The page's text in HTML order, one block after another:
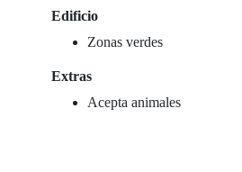
Edificio
Zonas verdes
Extras
Acepta animales